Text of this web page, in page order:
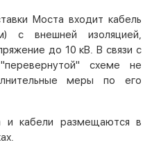
Моста входит кабель
с внешней изоляцией,
до 10 кВ. В связи с
схеме не
меры по его
и кабели размещаются в